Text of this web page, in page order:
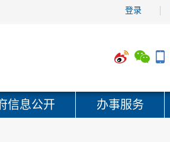
登录
信息公开 办事服务